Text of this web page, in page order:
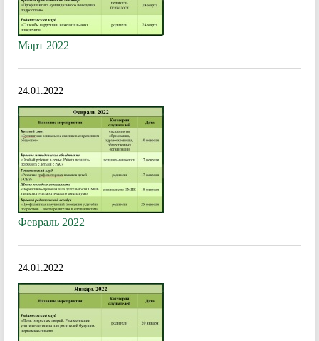
Март 2022
24.01.2022
Февраль 2022
24.01.2022